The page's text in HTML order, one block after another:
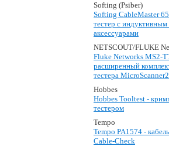
Softing (Psiber)
Softing CableMaster
тестер с
аксессуарами
NETSCOUT/FLUKE
Fluke Networks MS2-
расширенный
тестера MicroScanner2
Hobbes
Hobbes Tooltest -
тестером
Tempo
Tempo PA1574 -
Cable-Check